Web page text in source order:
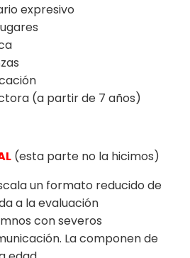
expresivo
(a partir de 7 años)
(esta parte no la hicimos)
un formato reducido de
a la evaluación
con severos
La componen de